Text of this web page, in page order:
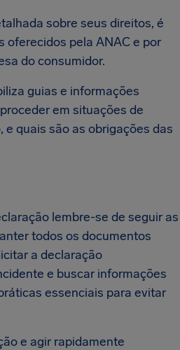
sobre seus direitos, é
oferecidos pela ANAC e por
do consumidor.
guias e informações
em situações de
quais são as obrigações das
lembre-se de seguir as
todos os documentos
a declaração
e buscar informações
essenciais para evitar
e agir rapidamente